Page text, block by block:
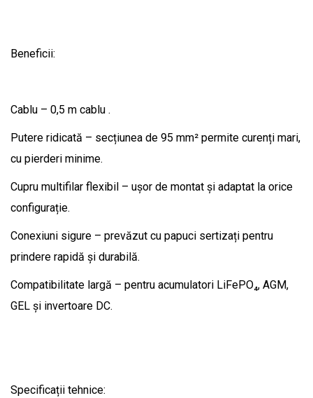
Beneficii:
Cablu – 0,5 m cablu .
Putere ridicată – secțiunea de 95 mm² permite curenți mari,
cu pierderi minime.
Cupru multifilar flexibil – ușor de montat și adaptat la orice
configurație.
Conexiuni sigure – prevăzut cu papuci sertizați pentru
prindere rapidă și durabilă.
Compatibilitate largă – pentru acumulatori LiFePO₄, AGM,
GEL și invertoare DC.
Specificații tehnice: